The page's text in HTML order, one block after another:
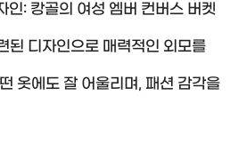
인: 캉골의 여성 엠버 컨버스 버켓
된 디자인으로 매력적인 외모를
옷에도 잘 어울리며, 패션 감각을